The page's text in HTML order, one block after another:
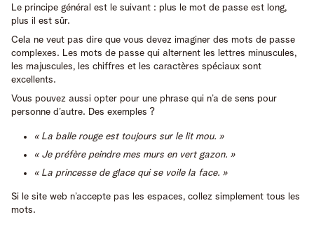
Le principe général est le suivant : plus le mot de passe est long,
plus il est sûr.
Cela ne veut pas dire que vous devez imaginer des mots de passe
complexes. Les mots de passe qui alternent les lettres minuscules,
les majuscules, les chiffres et les caractères spéciaux sont
excellents.
Vous pouvez aussi opter pour une phrase qui n’a de sens pour
personne d’autre. Des exemples ?
« La balle rouge est toujours sur le lit mou. »
« Je préfère peindre mes murs en vert gazon. »
« La princesse de glace qui se voile la face. »
Si le site web n’accepte pas les espaces, collez simplement tous les
mots.